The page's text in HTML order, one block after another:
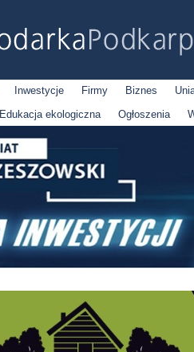
Inwestycje Firmy Biznes
Edukacja ekologiczna Ogłoszenia